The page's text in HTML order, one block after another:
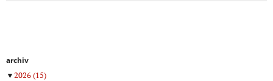
archiv
▼2026(15)